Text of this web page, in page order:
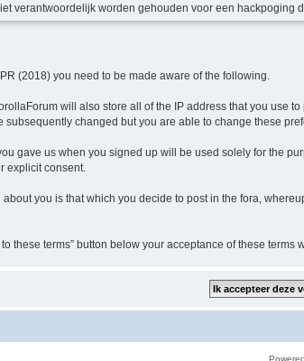
verantwoordelijk worden gehouden voor een hackpoging
(2018) you need to be made aware of the following.
will also store all of the IP address that you use
subsequently changed but you are able to change these
gave us when you signed up will be used solely for the
explicit consent.
you is that which you decide to post in the fora,
these terms” button below your acceptance of these terms